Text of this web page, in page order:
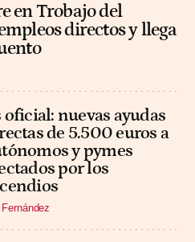
en Trobajo del
directos y llega
oficial: nuevas ayudas
de 5.500 euros a
y pymes
por los